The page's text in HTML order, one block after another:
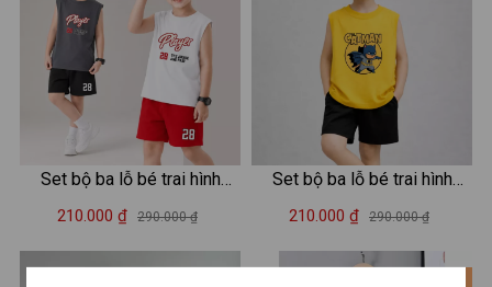
Set bộ ba lỗ bé trai hình
"Player 28 Awake and Pray"
210.000 ₫ 290.000 ₫
Set bộ ba lỗ bé trai hình
CATMAN - Quần áo bé trai
210.000 ₫ 290.000 ₫